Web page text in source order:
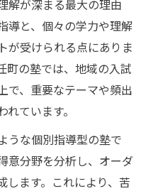
解が深まる最大の理由
導と、個々の学力や理解
が受けられる点にありま
町の塾では、地域の入試
で、重要なテーマや頻出
ています。
うな個別指導型の塾で
意分野を分析し、オーダ
します。これにより、苦